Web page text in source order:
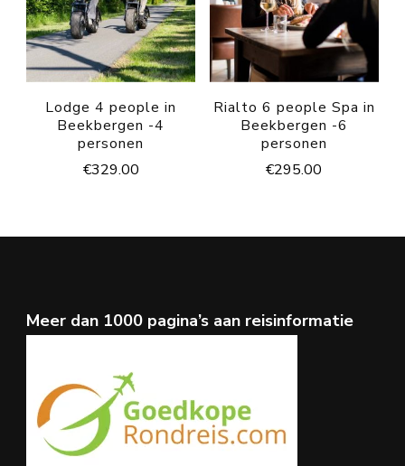
Lodge 4 people in
Beekbergen -4
personen
€329.00
Rialto 6 people Spa in
Beekbergen -6
personen
€295.00
Meer dan 1000 pagina’s aan reisinformatie